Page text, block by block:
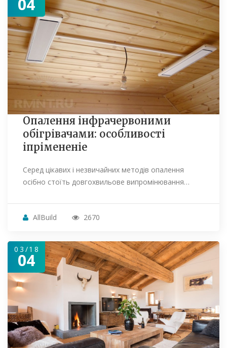
04
Опалення інфрачервоними
обігрівачами: особливості
іпрімененіе
Серед цікавих і незвичайних методів опалення
осібно стоїть довгохвильове випромінювання…
AllBuild 2670
03/18
04